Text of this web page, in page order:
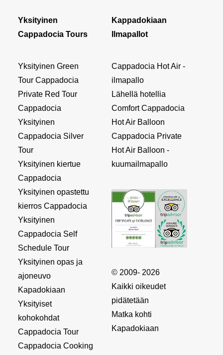
Yksityinen
Cappadocia Tours
Yksityinen Green
Tour Cappadocia
Private Red Tour
Cappadocia
Yksityinen
Cappadocia Silver
Tour
Yksityinen kiertue
Cappadocia
Yksityinen opastettu
kierros Cappadocia
Yksityinen
Cappadocia Self
Schedule Tour
Yksityinen opas ja
ajoneuvo
Kapadokiaan
Yksityiset
kohokohdat
Cappadocia Tour
Cappadocia Cooking
Kappadokiaan
Ilmapallot
Cappadocia Hot Air -
ilmapallo
Lähellä hotellia
Comfort Cappadocia
Hot Air Balloon
Cappadocia Private
Hot Air Balloon -
kuumailmapallo
© 2009- 2026
Kaikki oikeudet
pidätetään
Matka kohti
Kapadokiaan